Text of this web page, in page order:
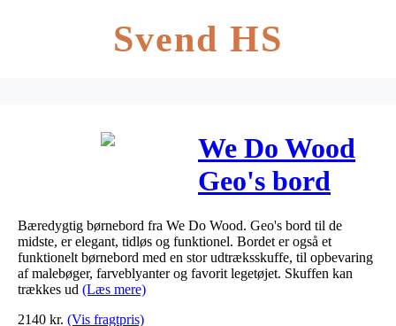
Svend HS
We Do Wood
Geo's bord
Grøn
Bæredygtig børnebord fra We Do Wood. Geo's bord til de
midste, er elegant, tidløs og funktionel. Bordet er også et
funktionelt børnebord med en stor udtræksskuffe, til opbevaring
af malebøger, farveblyanter og favorit legetøjet. Skuffen kan
trækkes ud (Læs mere)
2140 kr. (Vis fragtpris)